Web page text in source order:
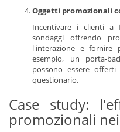
Oggetti promozionali
Incentivare i clienti a
sondaggi offrendo
l'interazione e fornire
esempio, un porta-
possono essere
questionario.
Case study:
promozionali